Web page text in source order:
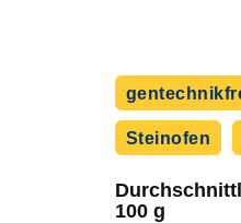
Steinofen
100 g